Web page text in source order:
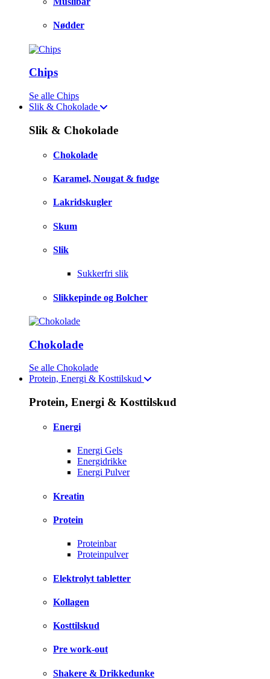
Nødder
Chips
Se alle Chips
Slik & Chokolade
Slik & Chokolade
Chokolade
Karamel, Nougat & fudge
Lakridskugler
Skum
Slik
Sukkerfri slik
Slikkepinde og Bolcher
Chokolade
Se alle Chokolade
Protein, Energi & Kosttilskud
Protein, Energi & Kosttilskud
Energi
Energi Gels
Energidrikke
Energi Pulver
Kreatin
Protein
Proteinbar
Proteinpulver
Elektrolyt tabletter
Kollagen
Kosttilskud
Pre work-out
Shakere & Drikkedunke